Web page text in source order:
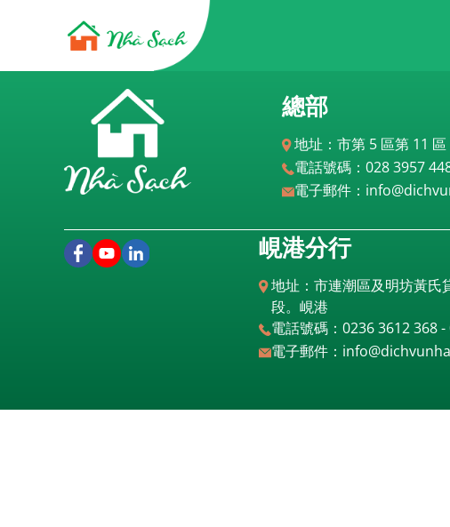
總部
地址：市第 5 區第 11
電話號碼：028 3957
電子郵件：
峴港分行
地址：市連潮區及明坊黃氏
段。峴港
電話號碼：0236 3612 368
電子郵件：